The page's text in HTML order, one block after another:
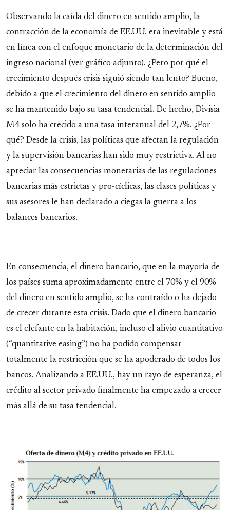
Observando la caída del dinero en sentido amplio, la
contracción de la economía de EE.UU. era inevitable y está
en línea con el enfoque monetario de la determinación del
ingreso nacional (ver gráfico adjunto). ¿Pero por qué el
crecimiento después crisis siguió siendo tan lento? Bueno,
debido a que el crecimiento del dinero en sentido amplio
se ha mantenido bajo su tasa tendencial. De hecho, Divisia
M4 solo ha crecido a una tasa interanual del 2,7%. ¿Por
qué? Desde la crisis, las políticas que afectan la regulación
y la supervisión bancarias han sido muy restrictiva. Al no
apreciar las consecuencias monetarias de las regulaciones
bancarias más estrictas y pro-cíclicas, las clases políticas y
sus asesores le han declarado a ciegas la guerra a los
balances bancarios.
En consecuencia, el dinero bancario, que en la mayoría de
los países suma aproximadamente entre el 70% y el 90%
del dinero en sentido amplio, se ha contraído o ha dejado
de crecer durante esta crisis. Dado que el dinero bancario
es el elefante en la habitación, incluso el alivio cuantitativo
(“quantitative easing”) no ha podido compensar
totalmente la restricción que se ha apoderado de todos los
bancos. Analizando a EE.UU., hay un rayo de esperanza, el
crédito al sector privado finalmente ha empezado a crecer
más allá de su tasa tendencial.